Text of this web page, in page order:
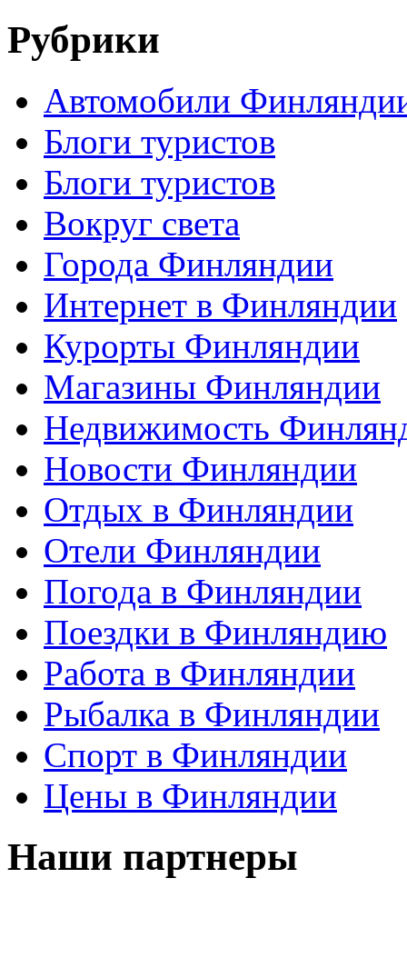
Рубрики
Автомобили
Блоги туристов
Блоги туристов
Вокруг света
Города Финляндии
Интернет в Финляндии
Курорты Финляндии
Магазины Финляндии
Недвижимость
Новости Финляндии
Отдых в Финляндии
Отели Финляндии
Погода в Финляндии
Поездки в Финляндию
Работа в Финляндии
Рыбалка в Финляндии
Спорт в Финляндии
Цены в Финляндии
Наши партнеры